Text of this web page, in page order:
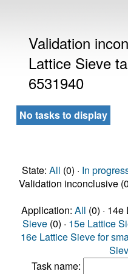
Validation
Lattice Sieve
6531940
No tasks to display
State: All (0) · In
Validation inconclusive
Application: All (0) ·
Sieve (0) · 15e Lattice
16e Lattice Sieve for
Task name: